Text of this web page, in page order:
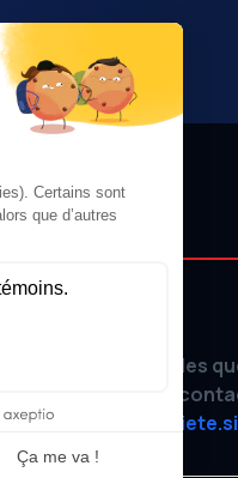
Vous avez des
pas à nous